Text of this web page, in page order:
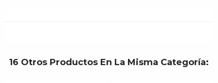
16 Otros Productos En La Misma Categoría: